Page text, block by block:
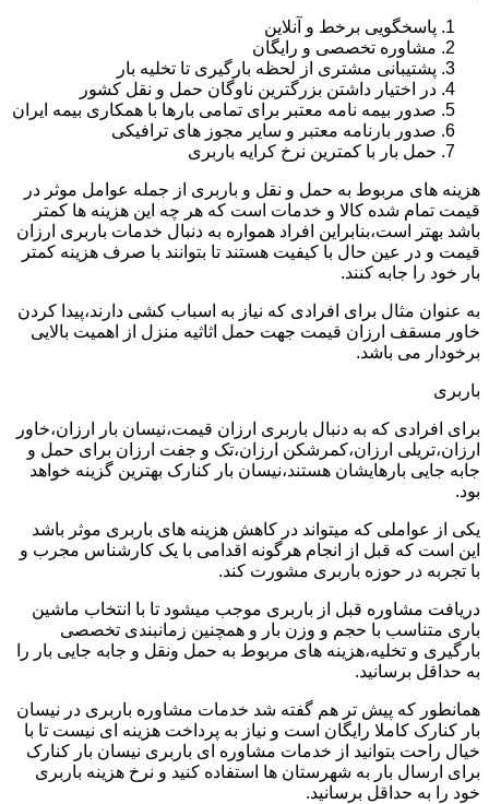
پاسخگویی برخط و آنلاین
مشاوره تخصصی و رایگان
پشتیبانی مشتری از لحظه بارگیری تا تخلیه بار
در اختیار داشتن بزرگترین ناوگان حمل و نقل کشور
صدور بیمه نامه معتبر برای تمامی بارها با همکاری بیمه ایران
صدور بارنامه معتبر و سایر مجوز های ترافیکی
حمل بار با کمترین نرخ کرایه باربری
هزینه های مربوط به حمل و نقل و باربری از جمله عوامل موثر در
قیمت تمام شده کالا و خدمات است که هر چه این هزینه ها کمتر
باشد بهتر است،بنابراین افراد همواره به دنبال خدمات باربری ارزان
قیمت و در عین حال با کیفیت هستند تا بتوانند با صرف هزینه کمتر
بار خود را جابه کنند.
به عنوان مثال برای افرادی که نیاز به اسباب کشی دارند،پیدا کردن
خاور مسقف ارزان قیمت جهت حمل اثاثیه منزل از اهمیت بالایی
برخودار می باشد.
باربری
برای افرادی که به دنبال باربری ارزان قیمت،نیسان بار ارزان،خاور
ارزان،تریلی ارزان،کمرشکن ارزان،تک و جفت ارزان برای حمل و
جابه جایی بارهایشان هستند،نیسان بار کنارک بهترین گزینه خواهد
بود.
یکی از عواملی که میتواند در کاهش هزینه های باربری موثر باشد
این است که قبل از انجام هرگونه اقدامی با یک کارشناس مجرب و
با تجربه در حوزه باربری مشورت کند.
دریافت مشاوره قبل از باربری موجب میشود تا با انتخاب ماشین
باری متناسب با حجم و وزن بار و همچنین زمانبندی تخصصی
بارگیری و تخلیه،هزینه های مربوط به حمل ونقل و جابه جایی بار را
به حداقل برسانید.
همانطور که پیش تر هم گفته شد خدمات مشاوره باربری در نیسان
بار کنارک کاملا رایگان است و نیاز به پرداخت هزینه ای نیست تا با
خیال راحت بتوانید از خدمات مشاوره ای باربری نیسان بار کنارک
برای ارسال بار به شهرستان ها استفاده کنید و نرخ هزینه باربری
خود را به حداقل برسانید.